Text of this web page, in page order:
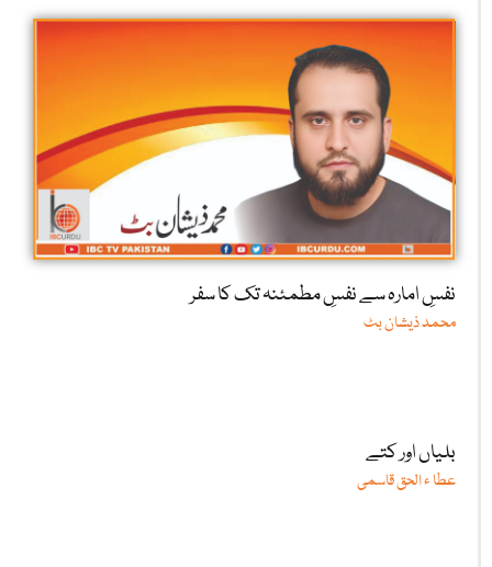
نفسِ امارہ سے نفسِ مطمئنہ تک کا سفر
محمد ذیشان بٹ
بلیاں اور کتے
عطا ء الحق قاسمی